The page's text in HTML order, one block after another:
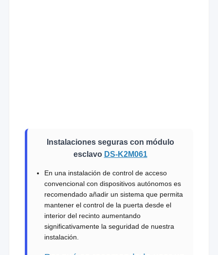
Instalaciones seguras con módulo
esclavo DS-K2M061
En una instalación de control de acceso
convencional con dispositivos autónomos es
recomendado añadir un sistema que permita
mantener el control de la puerta desde el
interior del recinto aumentando
significativamente la seguridad de nuestra
instalación.